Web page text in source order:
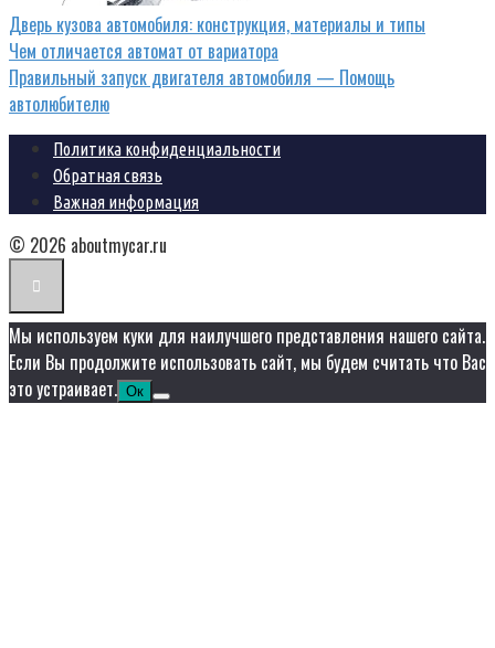
Дверь кузова автомобиля: конструкция, материалы и типы
Чем отличается автомат от вариатора
Правильный запуск двигателя автомобиля — Помощь
автолюбителю
Политика конфиденциальности
Обратная связь
Важная информация
© 2026 aboutmycar.ru
Мы используем куки для наилучшего представления нашего сайта.
Если Вы продолжите использовать сайт, мы будем считать что Вас
это устраивает. Ок